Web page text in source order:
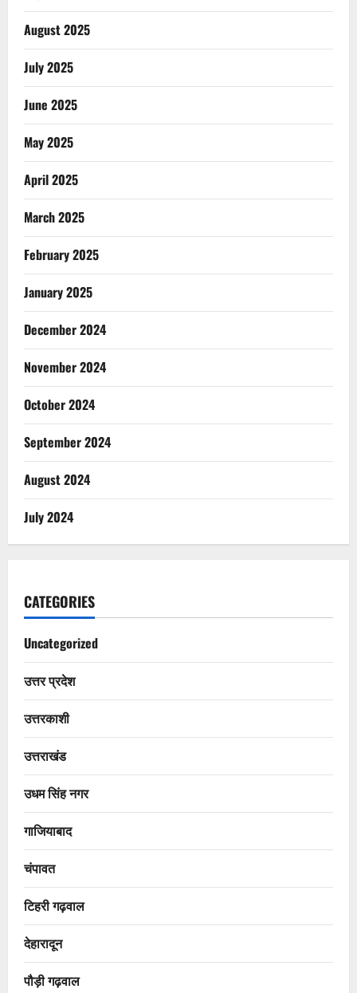
August 2025
July 2025
June 2025
May 2025
April 2025
March 2025
February 2025
January 2025
December 2024
November 2024
October 2024
September 2024
August 2024
July 2024
CATEGORIES
Uncategorized
उत्तर प्रदेश
उत्तरकाशी
उत्तराखंड
उधम सिंह नगर
गाजियाबाद
चंपावत
टिहरी गढ़वाल
देहारादून
पौड़ी गढ़वाल